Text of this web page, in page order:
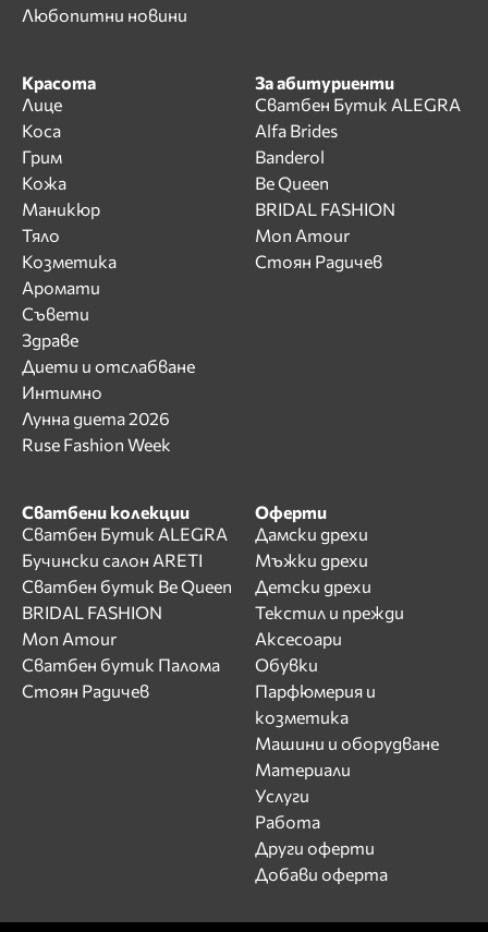
Любопитни новини
Красота
Лице
Коса
Грим
Кожа
Маникюр
Тяло
Козметика
Аромати
Съвети
Здраве
Диети и отслабване
Интимно
Лунна диета 2026
Ruse Fashion Week
За абитуриенти
Сватбен Бутик ALEGRA
Alfa Brides
Banderol
Be Queen
BRIDAL FASHION
Mon Amour
Стоян Радичев
Сватбени колекции
Сватбен Бутик ALEGRA
Бучински салон ARETI
Сватбен бутик Be Queen
BRIDAL FASHION
Mon Amour
Сватбен бутик Палома
Стоян Радичев
Оферти
Дамски дрехи
Мъжки дрехи
Детски дрехи
Текстил и прежди
Аксесоари
Обувки
Парфюмерия и
козметика
Машини и оборудване
Материали
Услуги
Работа
Други оферти
Добави оферта